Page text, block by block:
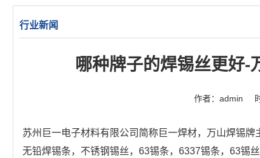
行业新闻
哪种牌子的焊锡丝更好-
作者：admin
苏州巨一电子材料有限公司简称巨一焊材，万山焊锡
无铅焊锡条，不锈钢锡丝，63锡条，6337锡条，63锡